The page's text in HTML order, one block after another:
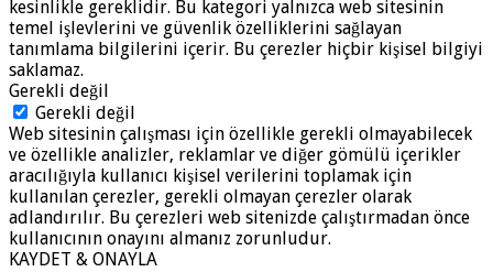
kesinlikle gereklidir. Bu kategori yalnızca web sitesinin
temel işlevlerini ve güvenlik özelliklerini sağlayan
tanımlama bilgilerini içerir. Bu çerezler hiçbir kişisel bilgiyi
saklamaz.
Gerekli değil
Gerekli değil
Web sitesinin çalışması için özellikle gerekli olmayabilecek
ve özellikle analizler, reklamlar ve diğer gömülü içerikler
aracılığıyla kullanıcı kişisel verilerini toplamak için
kullanılan çerezler, gerekli olmayan çerezler olarak
adlandırılır. Bu çerezleri web sitenizde çalıştırmadan önce
kullanıcının onayını almanız zorunludur.
KAYDET & ONAYLA